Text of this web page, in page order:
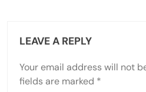
LEAVE A REPLY
Your email address will not
fields are marked *